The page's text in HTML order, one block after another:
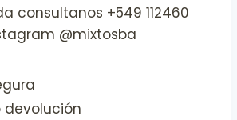
consultanos +549 112460
@mixtosba
devolución